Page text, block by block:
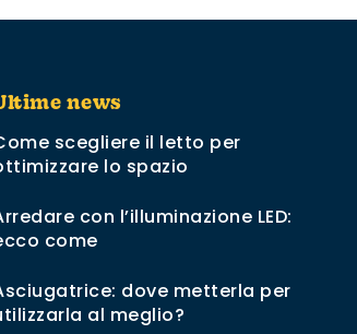
news
scegliere il letto per
lo spazio
con l’illuminazione LED:
come
dove metterla per
al meglio?